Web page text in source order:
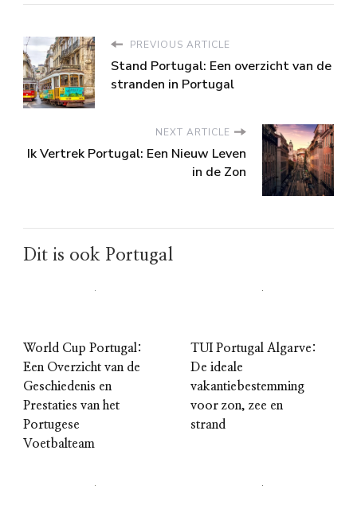
PREVIOUS ARTICLE
Stand Portugal: Een overzicht van de
stranden in Portugal
NEXT ARTICLE
Ik Vertrek Portugal: Een Nieuw Leven
in de Zon
Dit is ook Portugal
World Cup Portugal:
Een Overzicht van de
Geschiedenis en
Prestaties van het
Portugese
Voetbalteam
TUI Portugal Algarve:
De ideale
vakantiebestemming
voor zon, zee en
strand